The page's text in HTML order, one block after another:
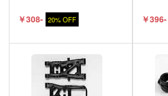
￥308- 20% OFF ￥396-